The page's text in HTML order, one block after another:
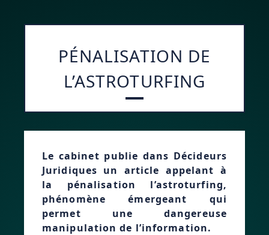
PÉNALISATION DE
L’ASTROTURFING
Le cabinet publie dans Décideurs
Juridiques un article appelant à
la pénalisation l’astroturfing,
phénomène émergeant qui
permet une dangereuse
manipulation de l’information.